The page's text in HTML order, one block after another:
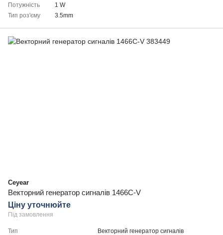
Потужність
1 W
Тип роз'єму
3.5mm
Ceyear
Векторний генератор сигналів 1466C-V
Ціну уточнюйте
Під замовлення
Тип
Векторний генератор сигналів